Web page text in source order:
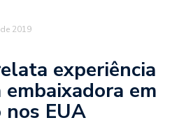
2019
experiência
em
EUA